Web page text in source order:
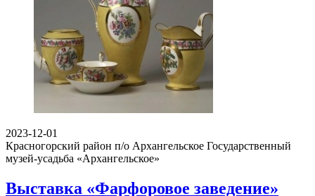
2023-12-01
Красногорский район п/о Архангельское Государственный
музей-усадьба «Архангельское»
Выставка «Фарфоровое заведение»